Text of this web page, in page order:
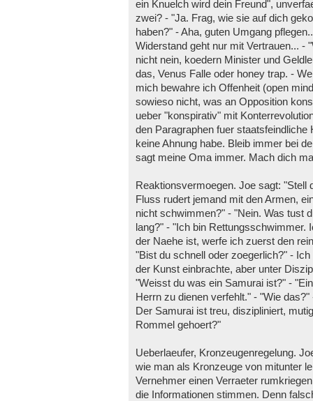
ein Knuelch wird dein Freund",
zwei? - "Ja. Frag, wie sie auf dich
haben?" - Aha, guten Umgang
Widerstand geht nur mit Vertrauen... -
nicht nein, koedern Minister und
das, Venus Falle oder honey trap. -
mich bewahre ich Offenheit (open
sowieso nicht, was an Opposition
ueber "konspirativ" mit
den Paragraphen fuer
keine Ahnung habe. Bleib immer bei
sagt meine Oma immer. Mach dich
Reaktionsvermoegen. Joe sagt: "Stell
Fluss rudert jemand mit den Armen,
nicht schwimmen?" - "Nein. Was tust
lang?" - "Ich bin Rettungsschwimmer.
der Naehe ist, werfe ich zuerst den
"Bist du schnell oder zoegerlich?" -
der Kunst einbrachte, aber unter
"Weisst du was ein Samurai ist?" -
Herrn zu dienen verfehlt." - "Wie
Der Samurai ist treu, diszipliniert,
Rommel gehoert?"
Ueberlaeufer, Kronzeugenregelung.
wie man als Kronzeuge von mitunter
Vernehmer einen Verraeter
die Informationen stimmen. Denn